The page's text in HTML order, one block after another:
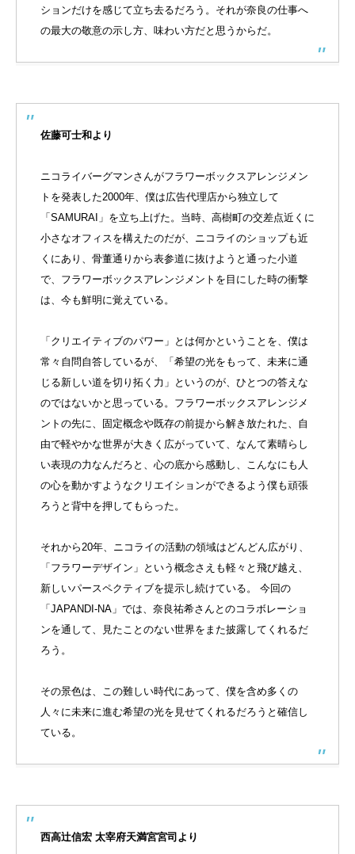
ションだけを感じて立ち去るだろう。それが奈良の仕事へ
の最大の敬意の示し方、味わい方だと思うからだ。
佐藤可士和より
ニコライバーグマンさんがフラワーボックスアレンジメン
トを発表した2000年、僕は広告代理店から独立して
「SAMURAI」を立ち上げた。当時、高樹町の交差点近くに
小さなオフィスを構えたのだが、ニコライのショップも近
くにあり、骨董通りから表参道に抜けようと通った小道
で、フラワーボックスアレンジメントを目にした時の衝撃
は、今も鮮明に覚えている。
「クリエイティブのパワー」とは何かということを、僕は
常々自問自答しているが、「希望の光をもって、未来に通
じる新しい道を切り拓く力」というのが、ひとつの答えな
のではないかと思っている。フラワーボックスアレンジメ
ントの先に、固定概念や既存の前提から解き放たれた、自
由で軽やかな世界が大きく広がっていて、なんて素晴らし
い表現の力なんだろと、心の底から感動し、こんなにも人
の心を動かすようなクリエイションができるよう僕も頑張
ろうと背中を押してもらった。
それから20年、ニコライの活動の領域はどんどん広がり、
「フラワーデザイン」という概念さえも軽々と飛び越え、
新しいパースペクティブを提示し続けている。 今回の
「JAPANDI-NA」では、奈良祐希さんとのコラボレーショ
ンを通して、見たことのない世界をまた披露してくれるだ
ろう。
その景色は、この難しい時代にあって、僕を含め多くの
人々に未来に進む希望の光を見せてくれるだろうと確信し
ている。
西高辻信宏 太宰府天満宮宮司より